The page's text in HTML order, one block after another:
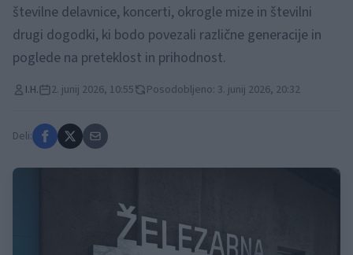
številne delavnice, koncerti, okrogle mize in številni
drugi dogodki, ki bodo povezali različne generacije in
poglede na preteklost in prihodnost.
I.H. 2. junij 2026, 10:55 Posodobljeno: 3. junij 2026, 20:32
Deli: